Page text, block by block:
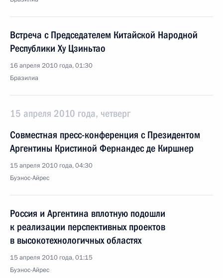
Встреча с Председателем Китайской Народной
Республики Ху Цзиньтао
16 апреля 2010 года, 01:30
Бразилиа
15 апреля 2010 года, четверг
Совместная пресс-конференция с Президентом
Аргентины Кристиной Фернандес де Киршнер
15 апреля 2010 года, 04:30
Буэнос-Айрес
Россия и Аргентина вплотную подошли
к реализации перспективных проектов
в высокотехнологичных областях
15 апреля 2010 года, 01:15
Буэнос-Айрес